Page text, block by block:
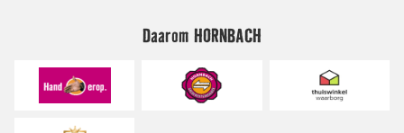
Daarom HORNBACH